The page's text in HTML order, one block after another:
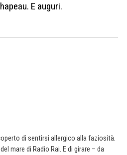
E auguri.
di sentirsi allergico alla faziosità.
mare di Radio Rai. E di girare – da